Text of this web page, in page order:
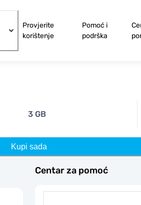
Provjerite
korištenje
Pomoć i
podrška
3 GB
Kupi sada
Centar za pomoć